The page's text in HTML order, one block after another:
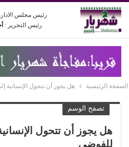
رئيس مجلس
رئيس التحرير :
الصفحة الرئيسية هل يجوز أن تتحول الإنسانية
تصفح الوسم
هل يجوز أن تتحول
للفوضى